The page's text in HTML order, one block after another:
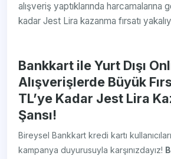
alışveriş yaptıklarında harcamalarına
kadar Jest Lira kazanma fırsatı
Bankkart ile Yurt Dışı
Alışverişlerde Büyük
TL’ye Kadar Jest Lira
Şansı!
Bireysel Bankkart kredi kartı
kampanya duyurusuyla karşınızdayız!